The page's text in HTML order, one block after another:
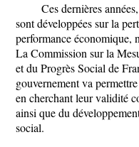
Ces dernières
sont développées sur la
performance économique,
La Commission sur la
et du Progrès Social de
gouvernement va
en cherchant leur validité
ainsi que du
social.